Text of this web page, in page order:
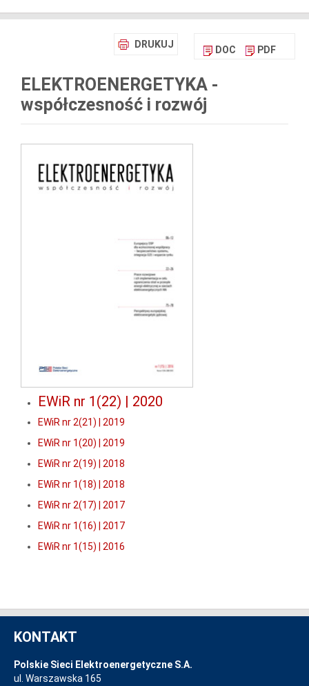
DRUKUJ DOC PDF
ELEKTROENERGETYKA -
współczesność i rozwój
EWiR nr 1(22) | 2020
EWiR nr 2(21) | 2019
EWiR nr 1(20) | 2019
EWiR nr 2(19) | 2018
EWiR nr 1(18) | 2018
EWiR nr 2(17) | 2017
EWiR nr 1(16) | 2017
EWiR nr 1(15) | 2016
KONTAKT
Polskie Sieci Elektroenergetyczne S.A.
ul. Warszawska 165